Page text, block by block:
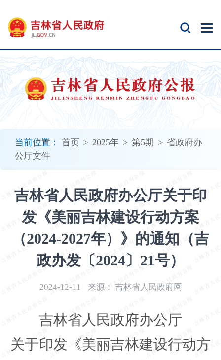
当前位置： 首页 > 2025年 > 第5期 > 省政府办
公厅文件
吉林省人民政府办公厅关于印
发《美丽吉林建设行动方案
（2024-2027年）》的通知（吉
政办发〔2024〕21号）
2024-12-11 来源： 吉林省人民政府网
吉林省人民政府办公厅
关于印发《美丽吉林建设行动方
开
无
障
碍
说
明
加